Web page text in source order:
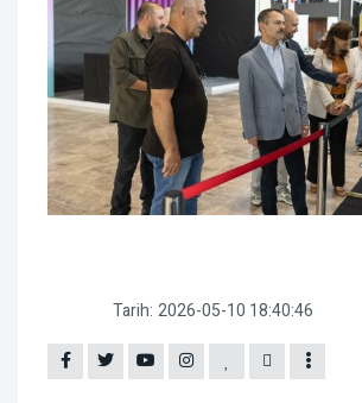
Tarih: 2026-05-10 18:40:46